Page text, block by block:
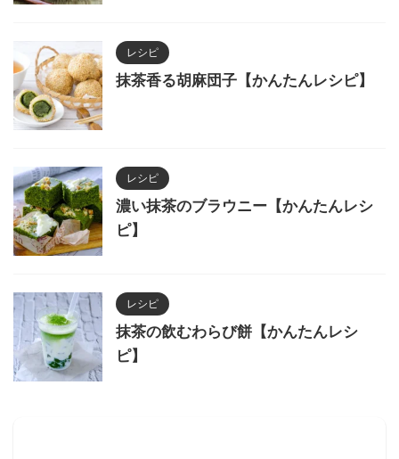
レシピ
抹茶香る胡麻団子【かんたんレシピ】
レシピ
濃い抹茶のブラウニー【かんたんレシ
ピ】
レシピ
抹茶の飲むわらび餅【かんたんレシ
ピ】